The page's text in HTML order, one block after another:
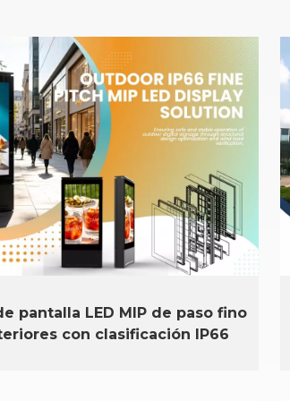
pantalla LED MIP de paso fino
con clasificación IP66